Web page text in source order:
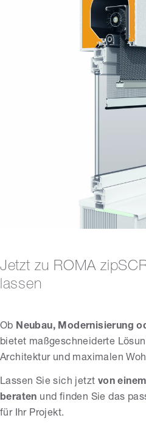
Jetzt zu ROMA
lassen
Ob Neubau, Modernisierung
bietet maßgeschneiderte
Architektur und maximalen
Lassen Sie sich jetzt von
beraten und finden Sie das
für Ihr Projekt.